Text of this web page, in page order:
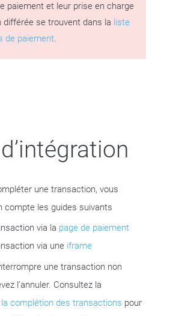
paiement et leur prise en charge
différée se trouvent dans la liste
de paiement.
une transaction, vous
compte les guides suivants
via la page de paiement
via une iframe
une transaction non
l’annuler. Consultez la
complétion des transactions pour